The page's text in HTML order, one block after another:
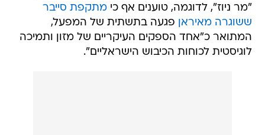
"מר ניוז", לדוגמה, טוענים אף כימתקפת סייבר
ששוגרה מאיראן פגעה בתשתית של המפעל,
המתואר כ"אחד הספקים העיקריים של מזון ותמיכה
לוגיסטית לכוחות הכיבוש הישראליים".